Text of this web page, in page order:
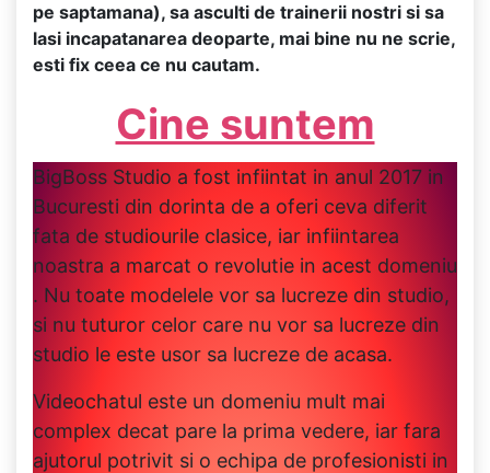
pe saptamana), sa asculti de trainerii nostri si sa
lasi incapatanarea deoparte, mai bine nu ne scrie,
esti fix ceea ce nu cautam.
Cine suntem
BigBoss Studio a fost infiintat in anul 2017 in
Bucuresti din dorinta de a oferi ceva diferit
fata de studiourile clasice, iar infiintarea
noastra a marcat o revolutie in acest domeniu
. Nu toate modelele vor sa lucreze din studio,
si nu tuturor celor care nu vor sa lucreze din
studio le este usor sa lucreze de acasa.
Videochatul este un domeniu mult mai
complex decat pare la prima vedere, iar fara
ajutorul potrivit si o echipa de profesionisti in